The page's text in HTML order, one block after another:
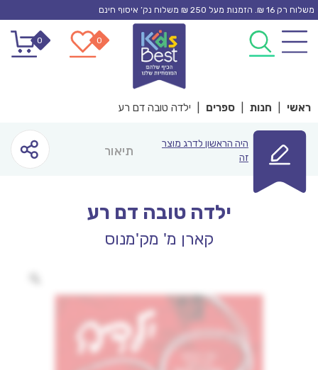
Skip
content
משלוח רק 16 ₪. הזמנות מעל 250 ₪ משלוח נק’ איסוף חינם
0
0
ראשי חנות ספרים ילדה טובה דם רע
היה הראשון לדרג מוצר
זה
תיאור
ילדה טובה דם רע
קארן מ' מק'מנוס